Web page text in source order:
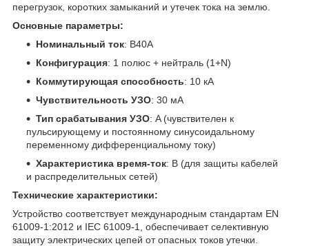
перегрузок, коротких замыканий и утечек тока на землю.
Основные параметры:
Номинальный ток: B40A
Конфигурация: 1 полюс + нейтраль (1+N)
Коммутирующая способность: 10 кА
Чувствительность УЗО: 30 мА
Тип срабатывания УЗО: A (чувствителен к
пульсирующему и постоянному синусоидальному
переменному дифференциальному току)
Характеристика время-ток: B (для защиты кабелей
и распределительных сетей)
Технические характеристики:
Устройство соответствует международным стандартам EN
61009-1:2012 и IEC 61009-1, обеспечивает селективную
защиту электрических цепей от опасных токов утечки.